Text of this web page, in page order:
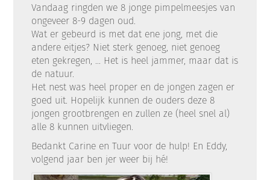
Vandaag ringden we 8 jonge pimpelmeesjes van
ongeveer 8-9 dagen oud.
Wat er gebeurd is met dat ene jong, met die
andere eitjes? Niet sterk genoeg, niet genoeg
eten gekregen, ... Het is heel jammer, maar dat is
de natuur.
Het nest was heel proper en de jongen zagen er
goed uit. Hopelijk kunnen de ouders deze 8
jongen grootbrengen en zullen ze (heel snel al)
alle 8 kunnen uitvliegen.
Bedankt Carine en Tuur voor de hulp! En Eddy,
volgend jaar ben jer weer bij hé!